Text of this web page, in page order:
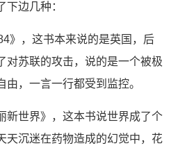
边几种：
》，这书本来说的是英国，后
对苏联的攻击，说的是一个被极
，一言一行都受到监控。
新世界》，这本书说世界成了个
天沉迷在药物造成的幻觉中，花